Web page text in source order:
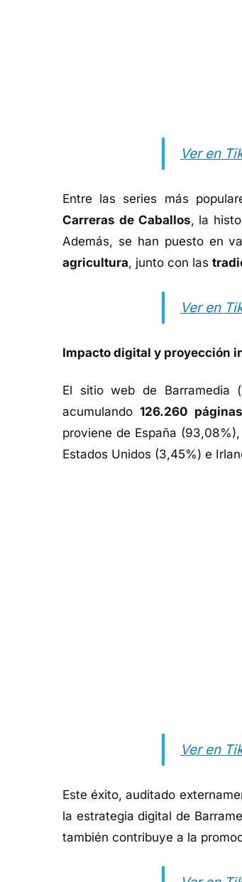
Ver en
Entre las series más
Carreras de Caballos, la
Además, se han puesto en
agricultura, junto con las
Ver en
Impacto digital y proyección
El sitio web de Barramedia
acumulando126.260
proviene de España
Estados Unidos (3,45%) e
Ver en
Este éxito, auditado
la estrategia digital de
también contribuye a la